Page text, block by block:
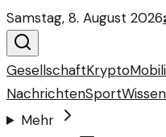
Samstag, 8. August 2026
GesellschaftKrypto
NachrichtenSport
Mehr